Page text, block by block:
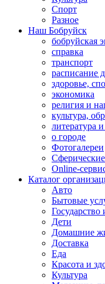
Спорт
Разное
Наш Бобруйск
бобруйская
справка
транспорт
расписание
здоровье,
экономика
религия и
культура,
литература
о городе
Фотогалереи
Online-
Каталог
Авто
Бытовые
Государство
Дети
Домашние
Доставка
Еда
Красота и
Культура